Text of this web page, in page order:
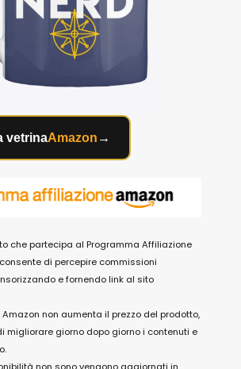
vetrinaAmazon →
che partecipa al Programma Affiliazione
di percepire commissioni
e fornendo link al sito
Amazon non aumenta il prezzo del prodotto,
migliorare giorno dopo giorno i contenuti e